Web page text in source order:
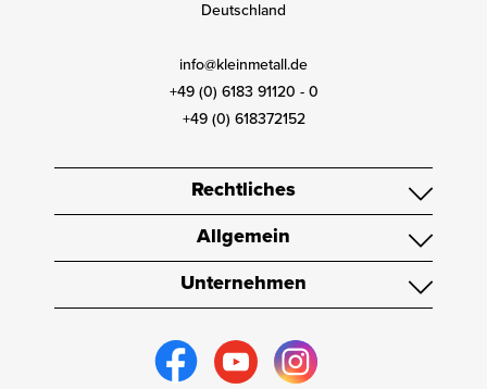
Deutschland
info@kleinmetall.de
+49 (0) 6183 91120 - 0
+49 (0) 618372152
Rechtliches
Allgemein
Unternehmen